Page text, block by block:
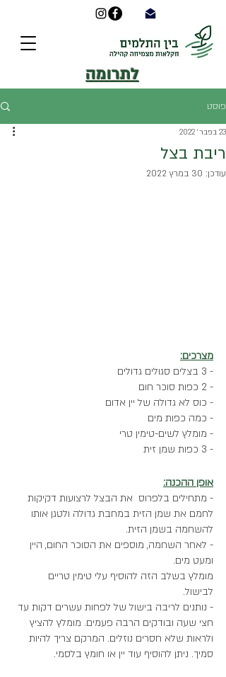
לתרומה
פוסט
ריבת בצל
23 בפבר׳ 2022
עודכן: 30 במרץ 2022
מצרכים:
- 3 בצלים סגולים גדולים
- 2 כפות סוכר חום
- כוס לא גדולה של יין אדום
- כמה כפות מים
- מומלץ לשים-טימין טרי
- 3 כפות שמן זית
אופן ההכנה:
- מתחילים בלפרוס  את הבצל לרצועות דקיקות
לחמם את שמן הזית במחבת גדולה ולטגן אותו
להשחמה בשמן הזית.
- לאחר השחמה, מוספים את הסוכר החום, היין
ומעט מים.
מומלץ בשלב הזה להוסיף עלי טימין טריים
לבישול.
- נותנים לריבה בישול של לפחות עשרים דקות עד
חצי שעה ובודקים הרבה פעמים. מומלץ להציץ
ולראות שלא חסרים נוזלים. המרקם צריך להיות
סמיך. ניתן להוסיף עוד יין או חומץ בלסמי.